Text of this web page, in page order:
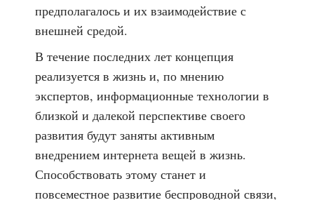
предполагалось и их взаимодействие с
внешней средой.
В течение последних лет концепция
реализуется в жизнь и, по мнению
экспертов, информационные технологии в
близкой и далекой перспективе своего
развития будут заняты активным
внедрением интернета вещей в жизнь.
Способствовать этому станет и
повсеместное развитие беспроводной связи,